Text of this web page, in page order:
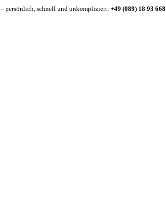
– persönlich, schnell und unkompliziert: +49 (089) 18 93